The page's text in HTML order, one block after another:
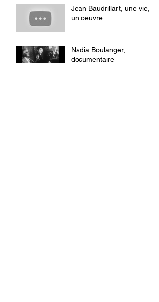
Jean Baudrillart, une vie,
un oeuvre
Nadia Boulanger,
documentaire